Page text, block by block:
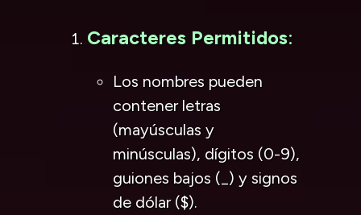
Caracteres Permitidos:
Los nombres pueden
contener letras
(mayúsculas y
minúsculas), dígitos (0-9),
guiones bajos (_) y signos
de dólar ($).